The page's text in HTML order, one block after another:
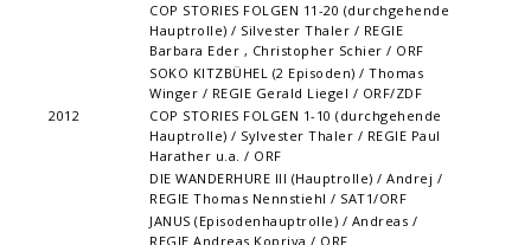
COP STORIES FOLGEN 11-20 (durchgehende
Hauptrolle) / Silvester Thaler / REGIE
Barbara Eder , Christopher Schier / ORF
SOKO KITZBÜHEL (2 Episoden) / Thomas
Winger / REGIE Gerald Liegel / ORF/ZDF
2012
COP STORIES FOLGEN 1-10 (durchgehende
Hauptrolle) / Sylvester Thaler / REGIE Paul
Harather u.a. / ORF
DIE WANDERHURE III (Hauptrolle) / Andrej /
REGIE Thomas Nennstiehl / SAT1/ORF
JANUS (Episodenhauptrolle) / Andreas /
REGIE Andreas Kopriva / ORF